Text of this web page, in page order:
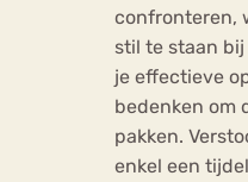
confronteren,
stil te staan bij
je effectieve
bedenken om
pakken.
enkel een